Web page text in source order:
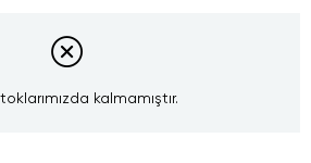
kalmamıştır.